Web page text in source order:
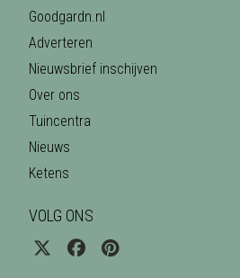
Goodgardn.nl
Adverteren
Nieuwsbrief inschijven
Over ons
Tuincentra
Nieuws
Ketens
VOLG ONS